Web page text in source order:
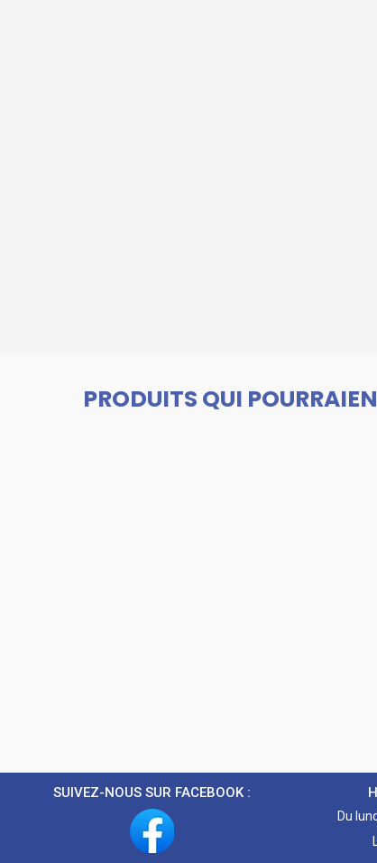
PRODUITS QUI
SUIVEZ-NOUS SUR FACEBOOK :
Du